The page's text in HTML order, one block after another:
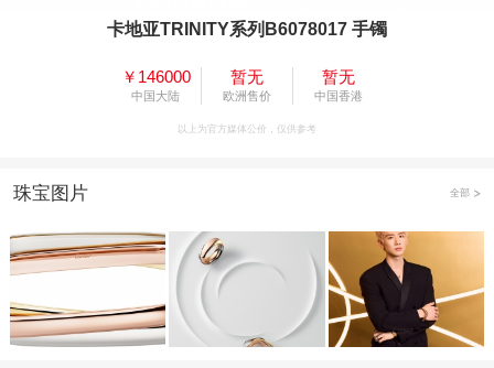
卡地亚TRINITY系列B6078017 手镯
￥146000
中国大陆
暂无
欧洲售价
暂无
中国香港
以上为官方媒体公价，仅供参考
珠宝图片 全部